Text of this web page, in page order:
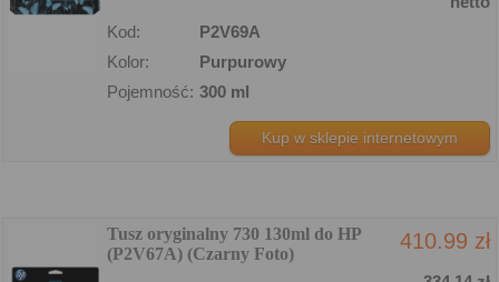
Kod:
P2V69A
Kolor:
Purpurowy
Pojemność: 300 ml
Kup w sklepie internetowym
Tusz oryginalny 730 130ml do HP
(P2V67A) (Czarny Foto)
410.99 zł